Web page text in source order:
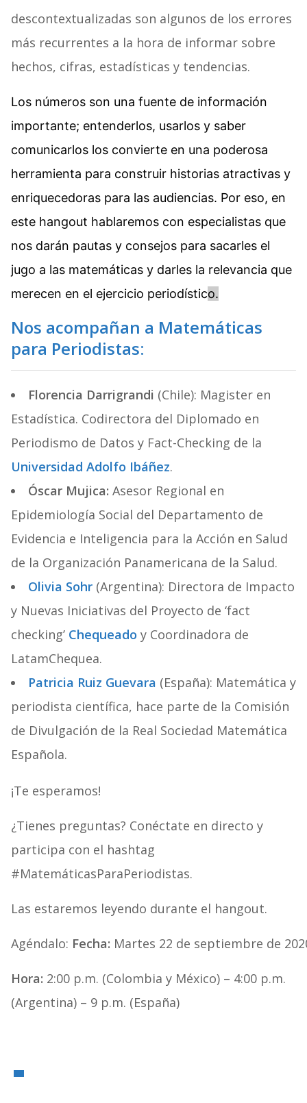
descontextualizadas son algunos de los errores
más recurrentes a la hora de informar sobre
hechos, cifras, estadísticas y tendencias.
Los números son una fuente de información
importante; entenderlos, usarlos y saber
comunicarlos los convierte en una poderosa
herramienta para construir historias atractivas y
enriquecedoras para las audiencias. Por eso, en
este hangout hablaremos con especialistas que
nos darán pautas y consejos para sacarles el
jugo a las matemáticas y darles la relevancia que
merecen en el ejercicio periodístico.
Nos acompañan a Matemáticas
para Periodistas:
Florencia Darrigrandi (Chile): Magister en
Estadística. Codirectora del Diplomado en
Periodismo de Datos y Fact-Checking de la
Universidad Adolfo Ibáñez.
Óscar Mujica: Asesor Regional en
Epidemiología Social del Departamento de
Evidencia e Inteligencia para la Acción en Salud
de la Organización Panamericana de la Salud.
Olivia Sohr(Argentina): Directora de Impacto
y Nuevas Iniciativas del Proyecto de ‘fact
checking’ Chequeado y Coordinadora de
LatamChequea.
Patricia Ruiz Guevara (España): Matemática y
periodista científica, hace parte de la Comisión
de Divulgación de la Real Sociedad Matemática
Española.
¡Te esperamos!
¿Tienes preguntas? Conéctate en directo y
participa con el hashtag
#MatemáticasParaPeriodistas.
Las estaremos leyendo durante el hangout.
Agéndalo: Fecha: Martes 22 de septiembre de
Hora: 2:00 p.m. (Colombia y México) – 4:00 p.m.
(Argentina) – 9 p.m. (España)